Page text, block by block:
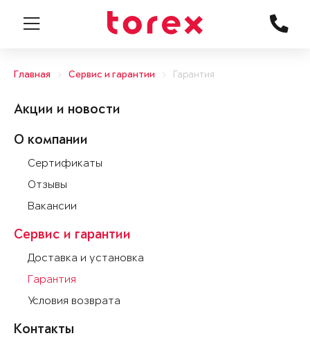
Главная Сервис и гарантии Гарантия
Акции и новости
О компании
Сертификаты
Отзывы
Вакансии
Сервис и гарантии
Доставка и установка
Гарантия
Условия возврата
Контакты